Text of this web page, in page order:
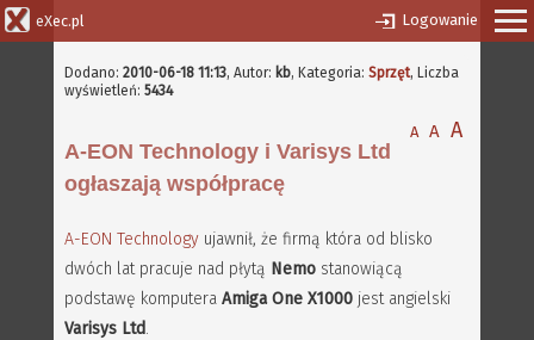
eXec.pl Logowanie
Dodano: 2010-06-18 11:13, Autor: kb, Kategoria: Sprzęt, Liczba
wyświetleń: 5434
A A A
A-EON Technology i Varisys Ltd
ogłaszają współpracę
A-EON Technology ujawnił, że firmą która od blisko
dwóch lat pracuje nad płytą Nemo stanowiącą
podstawę komputera Amiga One X1000 jest angielski
Varisys Ltd.